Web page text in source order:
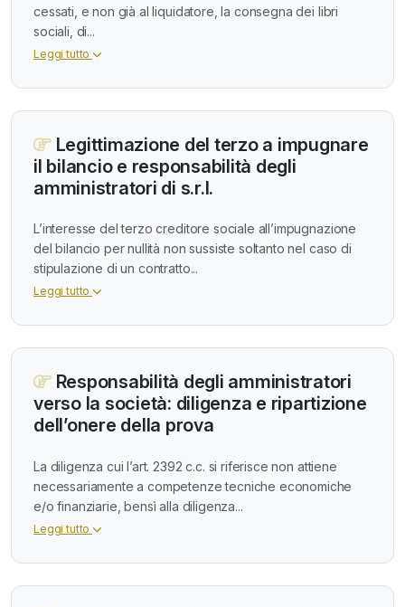
cessati, e non già al liquidatore, la consegna dei libri
sociali, di...
Leggi tutto
Legittimazione del terzo a impugnare
il bilancio e responsabilità degli
amministratori di s.r.l.
L’interesse del terzo creditore sociale all’impugnazione
del bilancio per nullità non sussiste soltanto nel caso di
stipulazione di un contratto...
Leggi tutto
Responsabilità degli amministratori
verso la società: diligenza e ripartizione
dell’onere della prova
La diligenza cui l’art. 2392 c.c. si riferisce non attiene
necessariamente a competenze tecniche economiche
e/o finanziarie, bensì alla diligenza...
Leggi tutto